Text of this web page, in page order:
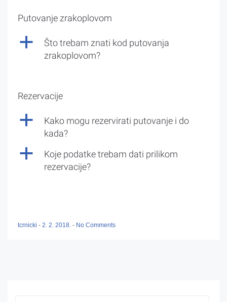
Putovanje zrakoplovom
a
Što trebam znati kod putovanja
zrakoplovom?
Rezervacije
a
Kako mogu rezervirati putovanje i do
kada?
a
Koje podatke trebam dati prilikom
rezervacije?
tcrnicki - 2. 2. 2018. - No Comments